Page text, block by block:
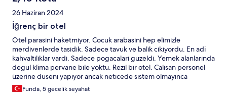
26 Haziran 2024
İğrenç bir otel
Otel parasını haketmıyor. Cocuk arabasını hep elımızle
merdıvenlerde tasıdık. Sadece tavuk ve balık cıkıyordu. En adi
kahvaltılıklar vardı. Sadece pogacaları guzeldı. Yemek alanlarında
degul klima pervane bıle yoktu. Rezıl bır otel. Calısan personel
üzerine dusenı yapıyor ancak netıcede sıstem olmayınca
cozumsuz kalıuordu hersey. Odalarda sıcak su problemı vardı
Funda, 5 gecelik seyahat